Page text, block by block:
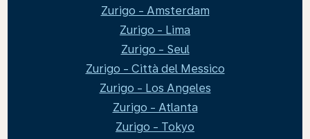
Zurigo - Amsterdam
Zurigo - Lima
Zurigo - Seul
Zurigo - Città del Messico
Zurigo - Los Angeles
Zurigo - Atlanta
Zurigo - Tokyo